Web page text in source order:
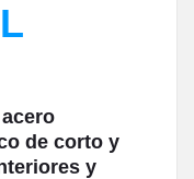
de corto y
y